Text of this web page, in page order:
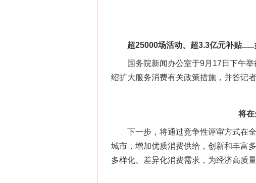
超25000场活动、超3.3亿元补贴......
国务院新闻办公室于9月17日下午举
绍扩大服务消费有关政策措施，并答
将在
下一步，将通过竞争性评审方式在全
城市，增加优质消费供给，创新和丰富
多样化、差异化消费需求，为经济高质